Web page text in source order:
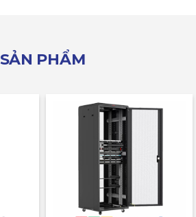
SẢN PHẨM